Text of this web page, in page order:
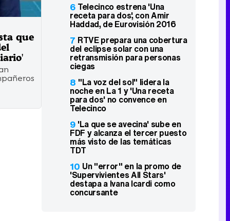
que
6 Telecinco estrena 'Una
receta para dos', con Amir
Haddad, de Eurovisión 2016
7 RTVE prepara una cobertura
del eclipse solar con una
retransmisión para personas
ciegas
8 "La voz del sol" lidera la
noche en La 1 y 'Una receta
para dos' no convence en
Telecinco
9 'La que se avecina' sube en
FDF y alcanza el tercer puesto
más visto de las temáticas
TDT
10 Un "error" en la promo de
'Supervivientes All Stars'
destapa a Ivana Icardi como
concursante